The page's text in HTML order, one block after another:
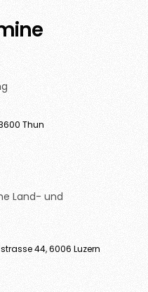
Thun
Land- und
44, 6006 Luzern